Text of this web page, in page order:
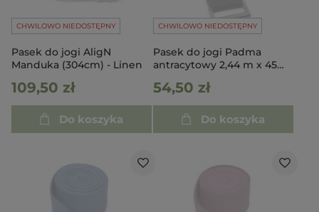
CHWILOWO NIEDOSTĘPNY
Pasek do jogi AligN
Manduka (304cm) - Linen
109,50 zł
Do koszyka
CHWILOWO NIEDOSTĘPNY
Pasek do jogi Padma
antracytowy 2,44 m x 45
54,50 zł
Do koszyka